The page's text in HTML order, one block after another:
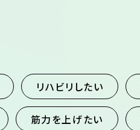
リハビリしたい
筋力を上げたい